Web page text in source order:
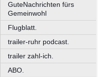
GuteNachrichten fürs
Gemeinwohl
Flugblatt.
trailer-ruhr podcast.
trailer zahl-ich.
ABO.